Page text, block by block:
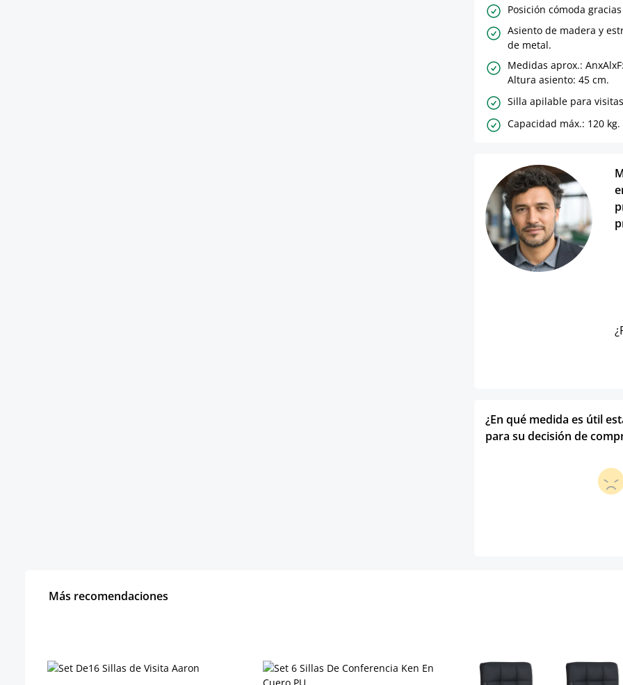
Posición cómoda
Asiento de madera y
de metal.
Medidas aprox.:
Altura asiento: 45 cm.
Silla apilable para
Capacidad máx.: 120 kg.
¿En qué medida es útil
para su decisión de
Más recomendaciones